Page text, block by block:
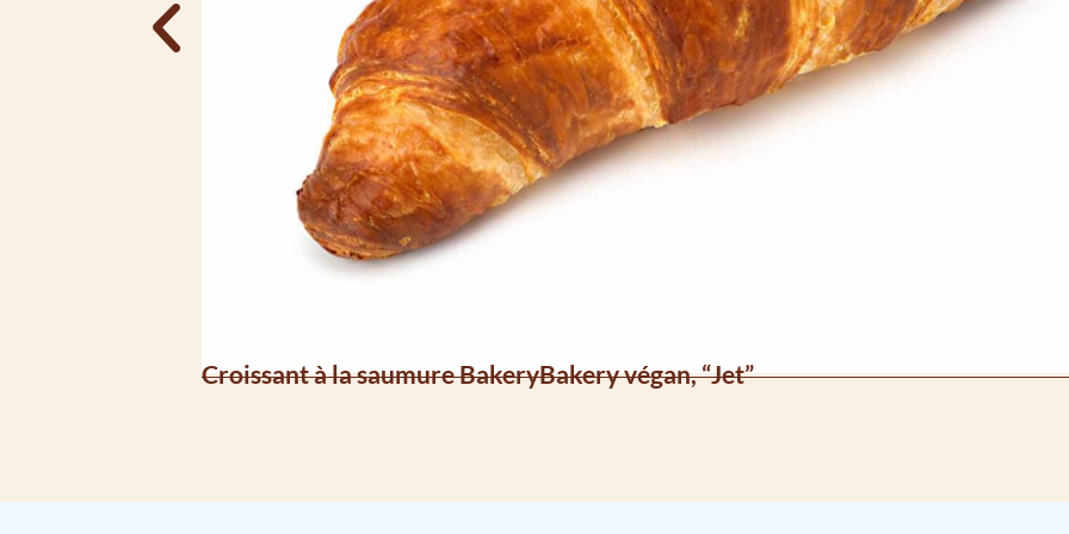
Croissant à la saumure BakeryBakery végan, “Jet”